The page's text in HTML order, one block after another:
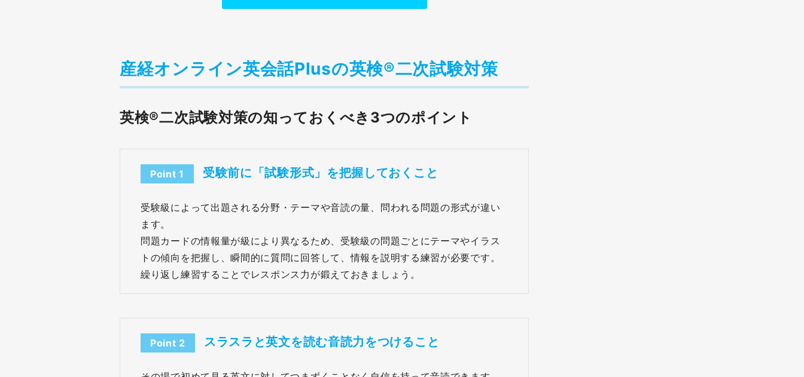
産経オンライン英会話Plusの英検®二次試験対策
英検®二次試験対策の知っておくべき3つのポイント
Point 1 受験前に「試験形式」を把握しておくこと
受験級によって出題される分野・テーマや音読の量、問われる問題の形式が違い
ます。
問題カードの情報量が級により異なるため、受験級の問題ごとにテーマやイラス
トの傾向を把握し、瞬間的に質問に回答して、情報を説明する練習が必要です。
繰り返し練習することでレスポンス力が鍛えておきましょう。
Point 2 スラスラと英文を読む音読力をつけること